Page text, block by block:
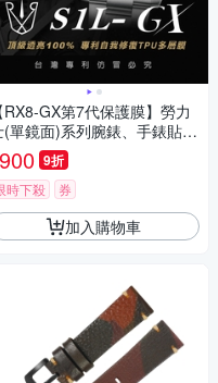
RX8-GX第7代保護膜】勞力
(單鏡面)系列腕錶、手錶貼膜
(不含手錶)
900 9折
時下殺 券
加入購物車